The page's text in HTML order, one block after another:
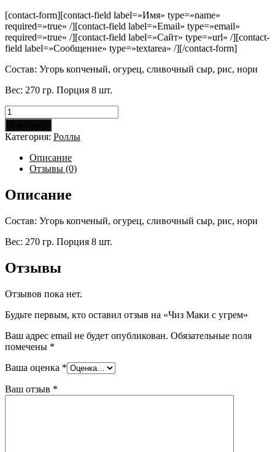
[contact-form][contact-field label=»Имя» type=»name»
required=»true» /][contact-field label=»Email» type=»email»
required=»true» /][contact-field label=»Сайт» type=»url» /][contact-
field label=»Сообщение» type=»textarea» /][/contact-form]
Состав: Угорь копченый, огурец, сливочный сыр, рис, нори
Вес: 270 гр. Порция 8 шт.
Количество
товара
Чиз
Маки
угрем
Категория: Роллы
Описание
Отзывы (0)
Описание
Состав: Угорь копченый, огурец, сливочный сыр, рис, нори
Вес: 270 гр. Порция 8 шт.
Отзывы
Отзывов пока нет.
Будьте первым, кто оставил отзыв на «Чиз Маки с угрем»
Ваш адрес email не будет опубликован. Обязательные поля
помечены *
Ваша оценка *
Ваш отзыв *